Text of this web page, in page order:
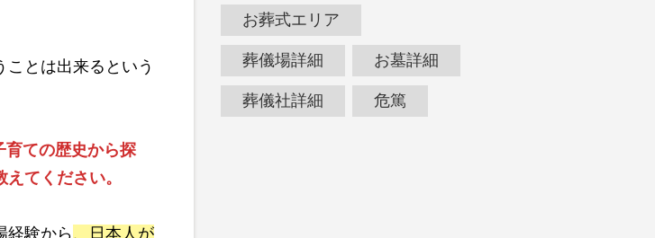
とは出来るという
育ての歴史から探
てください。
経験から、日本人が
お葬式エリア
葬儀場詳細 お墓詳細
葬儀社詳細 危篤